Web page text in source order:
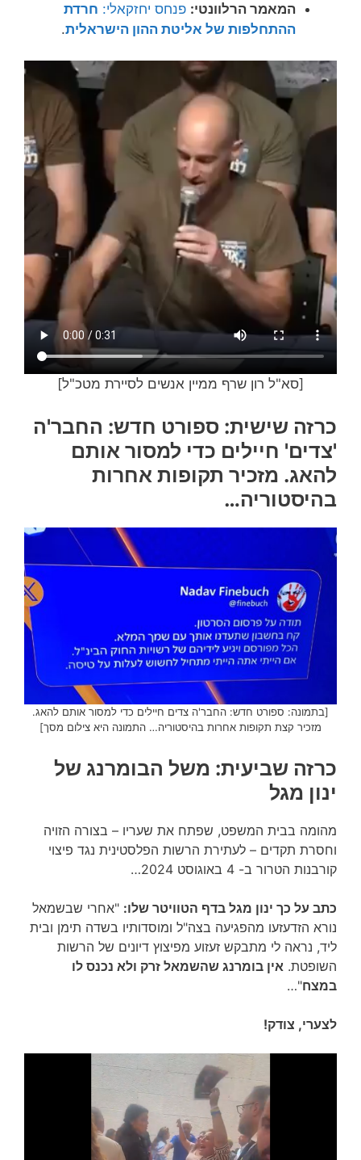
המאמר הרלוונטי: פנחס יחזקאלי: חרדת
ההתחלפות של אליטת ההון הישראלית.
[סא"ל רון שרף ממיין אנשים לסיירת מטכ"ל]
כרזה שישית: ספורט חדש: החבר'ה
'צדים' חיילים כדי למסור אותם
להאג. מזכיר תקופות אחרות
בהיסטוריה…
[בתמונה: ספורט חדש: החבר'ה צדים חיילים כדי למסור אותם להאג.
מזכיר קצת תקופות אחרות בהיסטוריה… התמונה היא צילום מסך]
כרזה שביעית: משל הבומרנג של
ינון מגל
מהומה בבית המשפט, שפתח את שעריו – בצורה הזויה
וחסרת תקדים – לעתירת הרשות הפלסטינית נגד פיצוי
קורבנות הטרור ב- 4 באוגוסט 2024…
כתב על כך ינון מגל בדף הטוויטר שלו: "אחרי שבשמאל
נורא הזדעזעו מהפגיעה בצה"ל ומוסדותיו בשדה תימן ובית
ליד, נראה לי מתבקש זעזוע מפיצוץ דיונים של הרשות
השופטת. אין בומרנג שהשמאל זרק ולא נכנס לו
במצח"…
לצערי, צודק!